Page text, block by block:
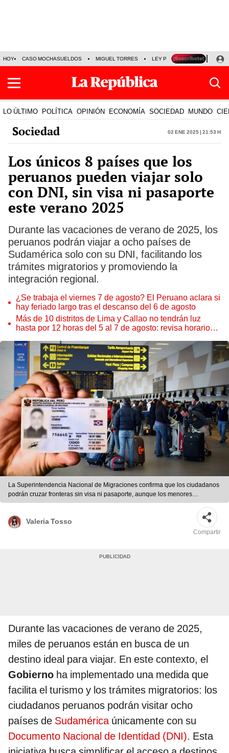
HOY CASO MOCHASUELDOS MIGUEL TORRES LEY PULPÍN PRECIO DEL
LO ÚLTIMO POLÍTICA OPINIÓN ECONOMÍA SOCIEDAD MUNDO
Sociedad 02 Ene 2025 | 21:53 h
Los únicos 8 países que los
peruanos pueden viajar solo
con DNI, sin visa ni pasaporte
este verano 2025
Durante las vacaciones de verano de 2025, los
peruanos podrán viajar a ocho países de
Sudamérica solo con su DNI, facilitando los
trámites migratorios y promoviendo la
integración regional.
¿Se trabaja el viernes 7 de agosto? El Peruano aclara si
hay feriado largo tras el descanso del 6 de agosto
Más de 10 distritos de Lima y Callao no tendrán luz
hasta por 12 horas del 5 al 7 de agosto: revisa horarios y
La Superintendencia Nacional de Migraciones confirma que los ciudadanos
podrán cruzar fronteras sin visa ni pasaporte, aunque los menores
requerirán una autorización notarial de sus padres. Foto: composición
Valeria Tosso
Compartir
Durante las vacaciones de verano de 2025,
miles de peruanos están en busca de un
destino ideal para viajar. En este contexto, el
Gobierno ha implementado una medida que
facilita el turismo y los trámites migratorios: los
ciudadanos peruanos podrán visitar ocho
países de Sudamérica únicamente con su
Documento Nacional de Identidad (DNI). Esta